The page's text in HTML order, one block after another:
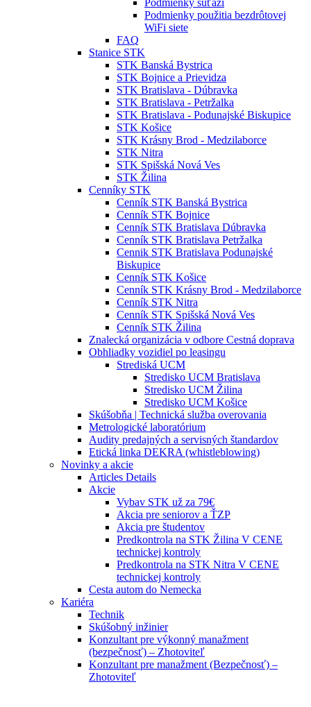
Podmienky súťaží
Podmienky použitia bezdrôtovej
WiFi siete
FAQ
Stanice STK
STK Banská Bystrica
STK Bojnice a Prievidza
STK Bratislava - Dúbravka
STK Bratislava - Petržalka
STK Bratislava - Podunajské Biskupice
STK Košice
STK Krásny Brod - Medzilaborce
STK Nitra
STK Spišská Nová Ves
STK Žilina
Cenníky STK
Cenník STK Banská Bystrica
Cenník STK Bojnice
Cenník STK Bratislava Dúbravka
Cenník STK Bratislava Petržalka
Cennik STK Bratislava Podunajské
Biskupice
Cenník STK Košice
Cenník STK Krásny Brod - Medzilaborce
Cenník STK Nitra
Cenník STK Spišská Nová Ves
Cenník STK Žilina
Znalecká organizácia v odbore Cestná doprava
Obhliadky vozidiel po leasingu
Strediská UCM
Stredisko UCM Bratislava
Stredisko UCM Žilina
Stredisko UCM Košice
Skúšobňa | Technická služba overovania
Metrologické laboratórium
Audity predajných a servisných štandardov
Etická linka DEKRA (whistleblowing)
Novinky a akcie
Articles Details
Akcie
Vybav STK už za 79€
Akcia pre seniorov a ŤZP
Akcia pre študentov
Predkontrola na STK Žilina V CENE
technickej kontroly
Predkontrola na STK Nitra V CENE
technickej kontroly
Cesta autom do Nemecka
Kariéra
Technik
Skúšobný inžinier
Konzultant pre výkonný manažment
(bezpečnosť) – Zhotoviteľ
Konzultant pre manažment (Bezpečnosť) –
Zhotoviteľ